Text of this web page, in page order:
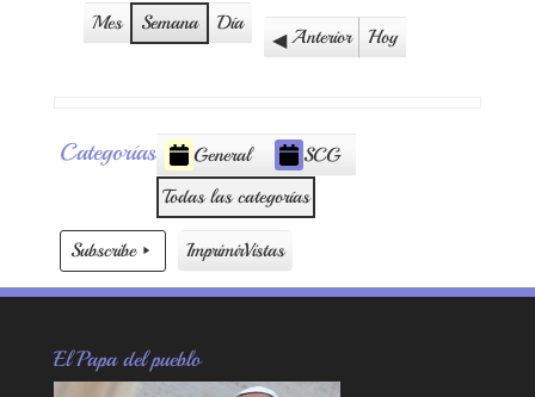
Mes Semana Día
Anterior Hoy
Categorías General
SCG
Todas las categorías
Subscribe ImprimirVistas
El Papa del pueblo